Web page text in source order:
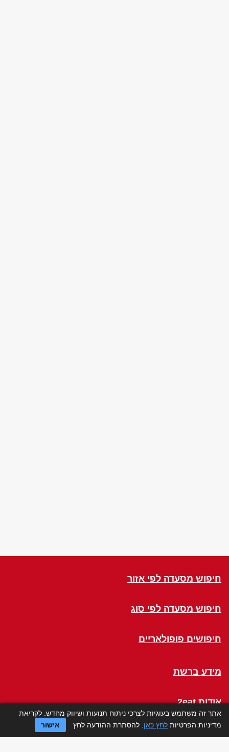
חיפוש מסעדה לפי אזור
חיפוש מסעדה לפי סוג
חיפושים פופולאריים
מידע ברשת
אודות 2eat
Click a Table
אתר זה משתמש בעוגיות לצרכי ניתוח תנועות ושיווק מחדש. לקריאת
מדיניות הפרטיות לחץ כאן . להסתרת ההודעה לחץ אישור